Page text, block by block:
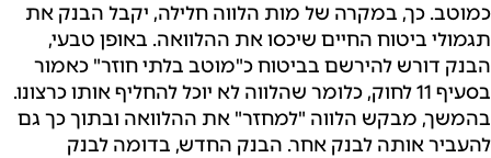
כמוטב. כך, במקרה של מות הלווה חלילה, יקבל הבנק את
תגמולי ביטוח החיים שיכסו את ההלוואה. באופן טבעי,
הבנק דורש להירשם בביטוח כ"מוטב בלתי חוזר" כאמור
בסעיף 11 לחוק, כלומר שהלווה לא יוכל להחליף אותו כרצונו.
בהמשך, מבקש הלווה "למחזר" את ההלוואה ובתוך כך גם
להעביר אותה לבנק אחר. הבנק החדש, בדומה לבנק